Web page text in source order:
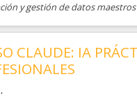
y gestión de datos
CLAUDE: IA
,